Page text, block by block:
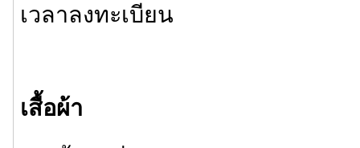
เวลาลงทะเบียน
เสื้อผ้า